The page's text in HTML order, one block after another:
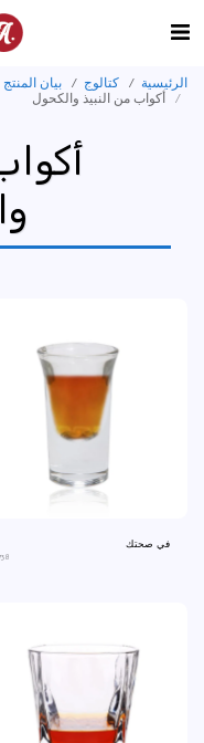
الرئيسية كتالوج بيان المنتج
أكواب من النبيذ والكحول
في صحتك